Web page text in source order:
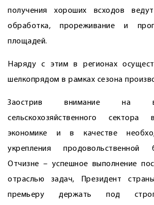
получения хороших всходов
обработка, прореживание и
площадей.
Наряду с этим в регионах
шелкопрядом в рамках сезона
Заострив внимание на
сельскохозяйственного сектора
экономике и в качестве
укрепления продовольственной
Отчизне – успешное выполнение
отраслью задач, Президент
премьеру держать под